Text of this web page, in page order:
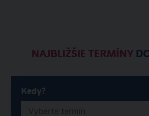
NAJBLIŽŠIE TERMÍNY
Kedy?